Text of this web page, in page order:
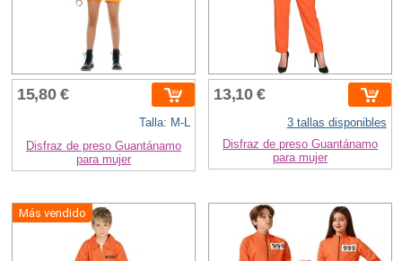
15,80 €
Talla: M-L
Disfraz de preso Guantánamo
para mujer
13,10 €
3 tallas disponibles
Disfraz de preso Guantánamo
para mujer
Más vendido